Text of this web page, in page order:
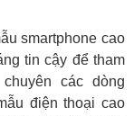
smartphone cao
tin cậy để tham
các dòng
điện thoại cao